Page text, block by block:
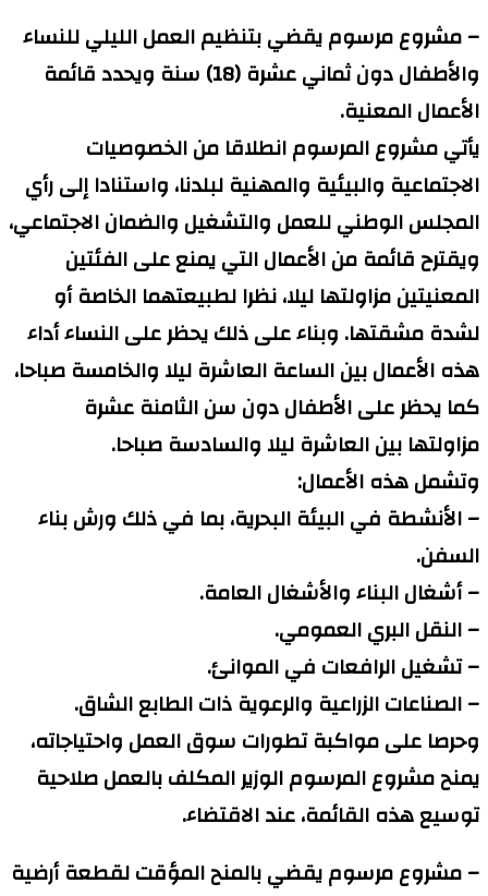
– مشروع مرسوم يقضي بتنظيم العمل الليلي للنساء
والأطفال دون ثماني عشرة (18) سنة ويحدد قائمة
الأعمال المعنية.
يأتي مشروع المرسوم انطلاقا من الخصوصيات
الاجتماعية والبيئية والمهنية لبلدنا، واستنادا إلى رأي
المجلس الوطني للعمل والتشغيل والضمان الاجتماعي،
ويقترح قائمة من الأعمال التي يمنع على الفئتين
المعنيتين مزاولتها ليلا، نظرا لطبيعتهما الخاصة أو
لشدة مشقتها. وبناء على ذلك يحظر على النساء أداء
هذه الأعمال بين الساعة العاشرة ليلا والخامسة صباحا،
كما يحظر على الأطفال دون سن الثامنة عشرة
مزاولتها بين العاشرة ليلا والسادسة صباحا.
وتشمل هذه الأعمال:
– الأنشطة في البيئة البحرية، بما في ذلك ورش بناء
السفن.
– أشغال البناء والأشغال العامة.
– النقل البري العمومي.
– تشغيل الرافعات في الموانئ.
– الصناعات الزراعية والرعوية ذات الطابع الشاق.
وحرصا على مواكبة تطورات سوق العمل واحتياجاته،
يمنح مشروع المرسوم الوزير المكلف بالعمل صلاحية
توسيع هذه القائمة، عند الاقتضاء.
– مشروع مرسوم يقضي بالمنح المؤقت لقطعة أرضية